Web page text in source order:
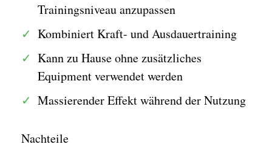
Trainingsniveau anzupassen
Kombiniert Kraft- und Ausdauertraining
Kann zu Hause ohne zusätzliches
Equipment verwendet werden
Massierender Effekt während der Nutzung
Nachteile